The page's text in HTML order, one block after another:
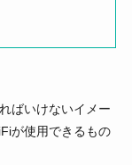
ばいけないイメー
が使用できるもの